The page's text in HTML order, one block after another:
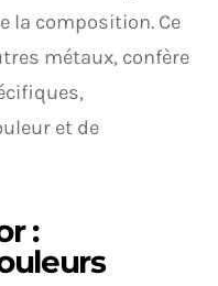
la composition. Ce
métaux, confère
et de
: